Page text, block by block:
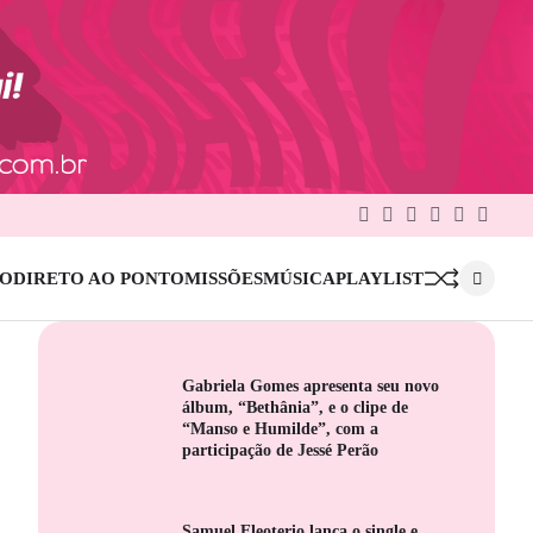
Facebook
Twitter
Google
Linkedin
Pinterest
DIRETO AO PONTOMISSÕESMÚSICAPLAYLIST
Gabriela Gomes apresenta seu novo
álbum, “Bethânia”, e o clipe de
“Manso e Humilde”, com a
participação de Jessé Perão